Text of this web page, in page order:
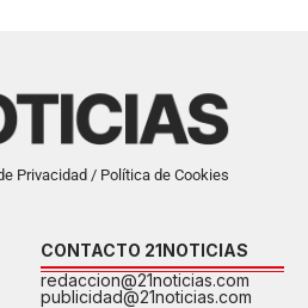
Privacidad / Política de Cookies
CONTACTO 21NOTICIAS
redaccion@21noticias.com
publicidad@21noticias.com